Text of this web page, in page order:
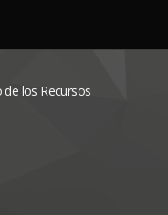
los Recursos